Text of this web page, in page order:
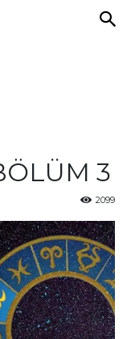
3
2099